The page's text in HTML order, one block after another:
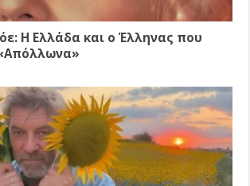
Η Ελλάδα και ο Έλληνας που